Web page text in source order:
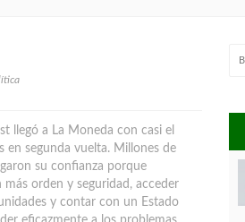
llegó a La Moneda con casi el
en segunda vuelta. Millones de
su confianza porque
orden y seguridad, acceder
y contar con un Estado